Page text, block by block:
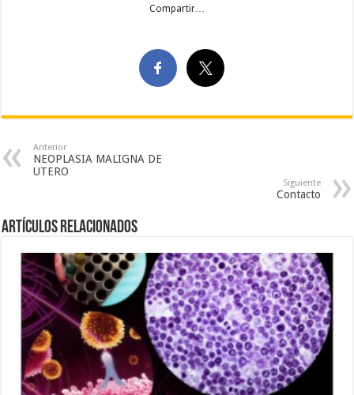
Compartir…
Anterior
NEOPLASIA MALIGNA DE
UTERO
Siguiente
Contacto
Artículos Relacionados